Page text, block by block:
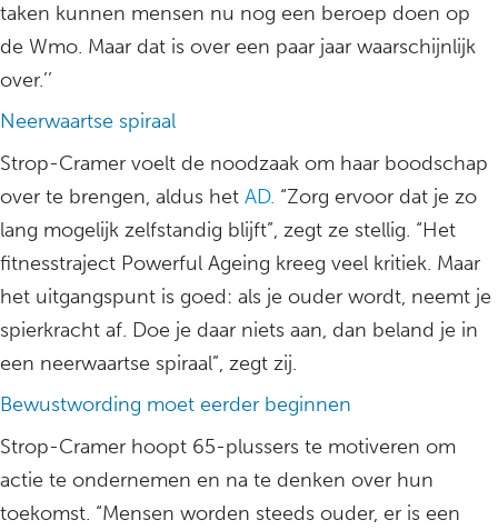
taken kunnen mensen nu nog een beroep doen op
de Wmo. Maar dat is over een paar jaar waarschijnlijk
over.’’
Neerwaartse spiraal
Strop-Cramer voelt de noodzaak om haar boodschap
over te brengen, aldus het AD. “Zorg ervoor dat je zo
lang mogelijk zelfstandig blijft”, zegt ze stellig. “Het
fitnesstraject Powerful Ageing kreeg veel kritiek. Maar
het uitgangspunt is goed: als je ouder wordt, neemt je
spierkracht af. Doe je daar niets aan, dan beland je in
een neerwaartse spiraal”, zegt zij.
Bewustwording moet eerder beginnen
Strop-Cramer hoopt 65-plussers te motiveren om
actie te ondernemen en na te denken over hun
toekomst. “Mensen worden steeds ouder, er is een